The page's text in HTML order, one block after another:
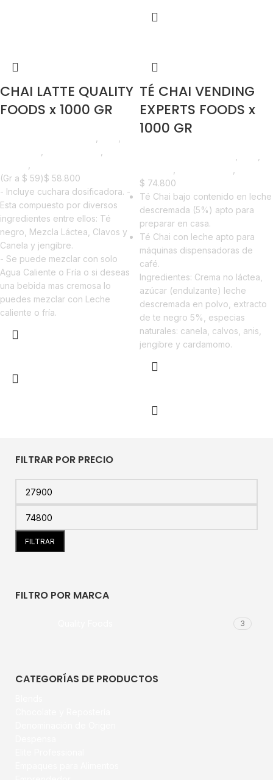
FILTRAR POR PRECIO
FILTRAR
FILTRO POR MARCA
3
CATEGORÍAS DE PRODUCTOS
CHAI LATTE QUALITY
FOODS x 1000 GR
(Gr a $ 59)$ 58.800
- Incluye cuchara dosificadora. -
Esta compuesto por diversos
ingredientes entre ellos: Té
negro, Mezcla Láctea, Clavos y
Canela y jengibre.
- Se puede mezclar con solo
Agua Caliente o Fría o si deseas
una bebida mas cremosa lo
puedes mezclar con Leche
caliente o fría.
TÉ CHAI VENDING
EXPERTS FOODS x
1000 GR
$ 74.800
Té Chai bajo contenido en leche
descremada (5%) apto para
preparar en casa.
Té Chai con leche apto para
máquinas dispensadoras de
café.
Ingredientes: Crema no láctea,
azúcar (endulzante) leche
descremada en polvo, extracto
de te negro 5%, especias
naturales: canela, calvos, anis,
jengibre y cardamomo.